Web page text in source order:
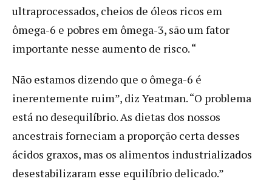
ultraprocessados, cheios de óleos ricos em
ômega-6 e pobres em ômega-3, são um fator
importante nesse aumento de risco. “
Não estamos dizendo que o ômega-6 é
inerentemente ruim”, diz Yeatman. “O problema
está no desequilíbrio. As dietas dos nossos
ancestrais forneciam a proporção certa desses
ácidos graxos, mas os alimentos industrializados
desestabilizaram esse equilíbrio delicado.”